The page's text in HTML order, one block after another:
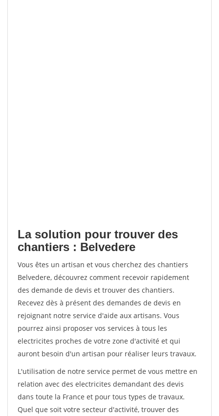
La solution pour trouver des
chantiers : Belvedere
Vous êtes un artisan et vous cherchez des chantiers
Belvedere, découvrez comment recevoir rapidement
des demande de devis et trouver des chantiers.
Recevez dès à présent des demandes de devis en
rejoignant notre service d'aide aux artisans. Vous
pourrez ainsi proposer vos services à tous les
electricites proches de votre zone d'activité et qui
auront besoin d'un artisan pour réaliser leurs travaux.
L'utilisation de notre service permet de vous mettre en
relation avec des electricites demandant des devis
dans toute la France et pour tous types de travaux.
Quel que soit votre secteur d'activité, trouver des